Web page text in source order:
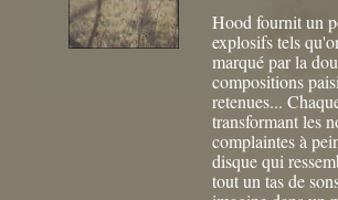
Hood fournit un
explosifs tels
marqué par la
compositions
retenues...
transformant les
complaintes à
disque qui
tout un tas de